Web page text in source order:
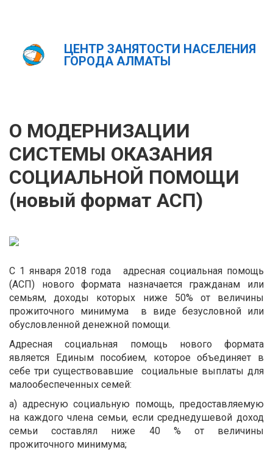
ЦЕНТР ЗАНЯТОСТИ НАСЕЛЕНИЯ
ГОРОДА АЛМАТЫ
Главная
Новости
О МОДЕРНИЗАЦИИ СИСТЕМЫ ОКАЗАНИЯ СОЦИАЛЬНОЙ
О МОДЕРНИЗАЦИИ
СИСТЕМЫ ОКАЗАНИЯ
СОЦИАЛЬНОЙ ПОМОЩИ
(новый формат АСП)
С 1 января 2018 года адресная социальная помощь
(АСП) нового формата назначается гражданам или
семьям, доходы которых ниже 50% от величины
прожиточного минимума в виде безусловной или
обусловленной денежной помощи.
Адресная социальная помощь нового формата
является Единым пособием, которое объединяет в
себе три существовавшие социальные выплаты для
малообеспеченных семей:
а) адресную социальную помощь, предоставляемую
на каждого члена семьи, если среднедушевой доход
семьи составлял ниже 40 % от величины
прожиточного минимума;